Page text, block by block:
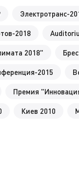
Электротранс-
2018
2018"
2015
Премия
Киев 2010